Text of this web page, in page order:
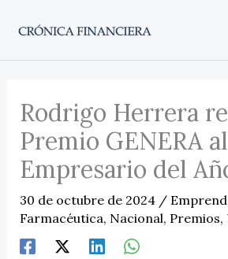
Rodrigo Herrera
Premio GENERA al
Empresario del
30 de octubre de 2024 /
Farmacéutica, Nacional, Premios,